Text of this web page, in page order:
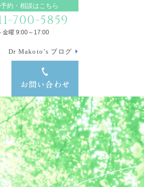
約・相談はこちら
700-5859
金曜 9:00～17:00
Dr Makoto’s ブログ